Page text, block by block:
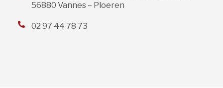
56880 Vannes – Ploeren
02 97 44 78 73